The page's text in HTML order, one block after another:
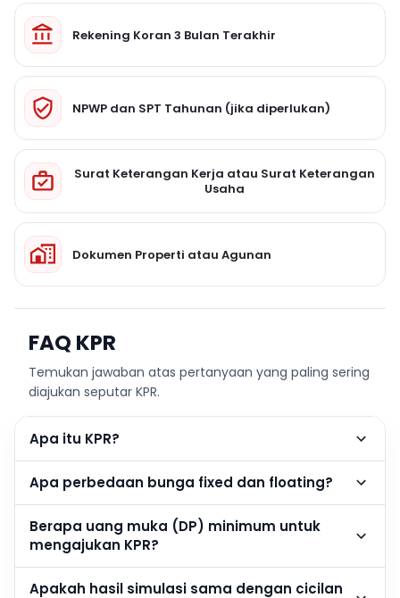
Rekening Koran 3 Bulan Terakhir
NPWP dan SPT Tahunan (jika diperlukan)
Surat Keterangan Kerja atau Surat Keterangan
Usaha
Dokumen Properti atau Agunan
FAQ KPR
Temukan jawaban atas pertanyaan yang paling sering
diajukan seputar KPR.
Apa itu KPR?
Apa perbedaan bunga fixed dan floating?
Berapa uang muka (DP) minimum untuk
mengajukan KPR?
Apakah hasil simulasi sama dengan cicilan